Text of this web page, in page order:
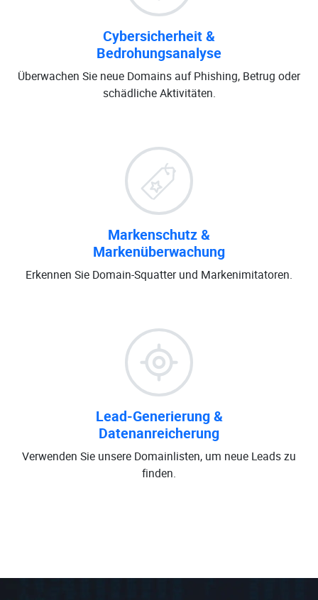
Cybersicherheit &
Bedrohungsanalyse
Überwachen Sie neue Domains auf Phishing, Betrug oder
schädliche Aktivitäten.
Markenschutz &
Markenüberwachung
Erkennen Sie Domain-Squatter und Markenimitatoren.
Lead-Generierung &
Datenanreicherung
Verwenden Sie unsere Domainlisten, um neue Leads zu
finden.